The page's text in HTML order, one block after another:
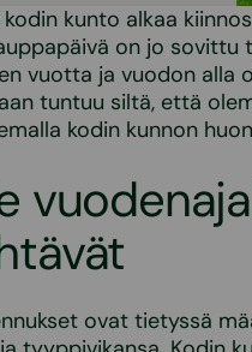
kunto alkaa
on jo
vuotta ja vuodon alla
tuntuu siltä, että
kodin kunnon
ovat tietyssä